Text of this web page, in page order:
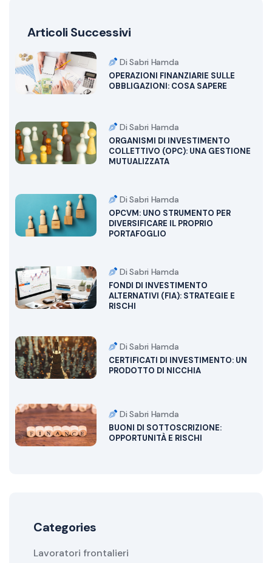
Articoli Successivi
Di Sabri Hamda
OPERAZIONI FINANZIARIE SULLE
OBBLIGAZIONI: COSA SAPERE
Di Sabri Hamda
ORGANISMI DI INVESTIMENTO
COLLETTIVO (OPC): UNA GESTIONE
MUTUALIZZATA
Di Sabri Hamda
OPCVM: UNO STRUMENTO PER
DIVERSIFICARE IL PROPRIO
PORTAFOGLIO
Di Sabri Hamda
FONDI DI INVESTIMENTO
ALTERNATIVI (FIA): STRATEGIE E
RISCHI
Di Sabri Hamda
CERTIFICATI DI INVESTIMENTO: UN
PRODOTTO DI NICCHIA
Di Sabri Hamda
BUONI DI SOTTOSCRIZIONE:
OPPORTUNITÀ E RISCHI
Categories
Lavoratori frontalieri